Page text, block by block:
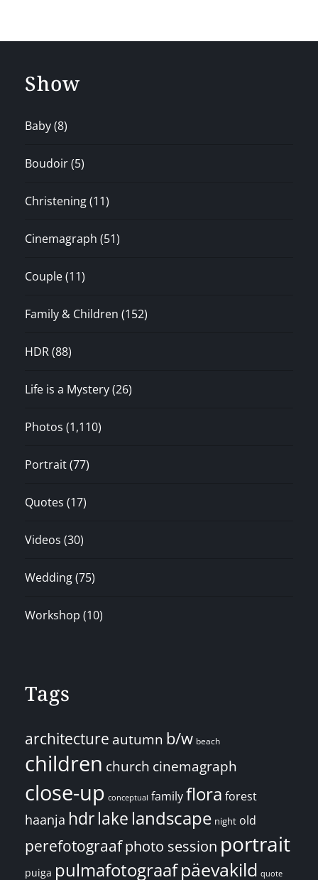
Show
Baby(8)
Boudoir(5)
Christening(11)
Cinemagraph (51)
Couple(11)
Family & Children (152)
HDR(88)
Life is a Mystery(26)
Photos (1,110)
Portrait(77)
Quotes (17)
Videos (30)
Wedding(75)
Workshop (10)
Tags
architecture autumn b/w beach
children church cinemagraph
close-up conceptual familyflora forest
haanja hdrlake landscape night old
perefotograafphoto session portrait
puiga pulmafotograafpäevakild quote